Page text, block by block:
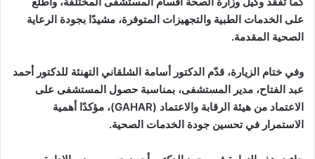
على الخدمات الطبية والتجهيزات المتوفرة، مشيدًا بجودة الرعاية
الصحية المقدمة.
وفي ختام الزيارة، قدّم الدكتور أسامة الشلقاني التهنئة للدكتور أحمد
عبد الفتاح، مدير المستشفى، بمناسبة حصول المستشفى على
الاعتماد من هيئة الرقابة والاعتماد (GAHAR)، مؤكدًا أهمية
الاستمرار في تحسين جودة الخدمات الصحية.